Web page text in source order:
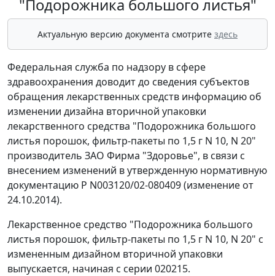
"Подорожника большого листья"
Актуальную версию документа смотрите здесь
Федеральная служба по надзору в сфере
здравоохранения доводит до сведения субъектов
обращения лекарственных средств информацию об
изменении дизайна вторичной упаковки
лекарственного средства "Подорожника большого
листья порошок, фильтр-пакеты по 1,5 г N 10, N 20"
производитель ЗАО Фирма "Здоровье", в связи с
внесением изменений в утвержденную нормативную
документацию Р N003120/02-080409 (изменение от
24.10.2014).
Лекарственное средство "Подорожника большого
листья порошок, фильтр-пакеты по 1,5 г N 10, N 20" с
измененным дизайном вторичной упаковки
выпускается, начиная с серии 020215.